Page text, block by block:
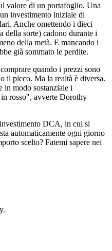
valore di un portafoglio. Una
investimento iniziale di
Anche omettendo i dieci
sorte) cadono durante i
della metà. E mancando i
già sommato le perdite.
quando i prezzi sono
il picco. Ma la realtà è diversa.
in modo sostanziale i
rosso", avverte Dorothy
DCA, in cui si
automaticamente ogni giorno
scelto? Fatemi sapere nei